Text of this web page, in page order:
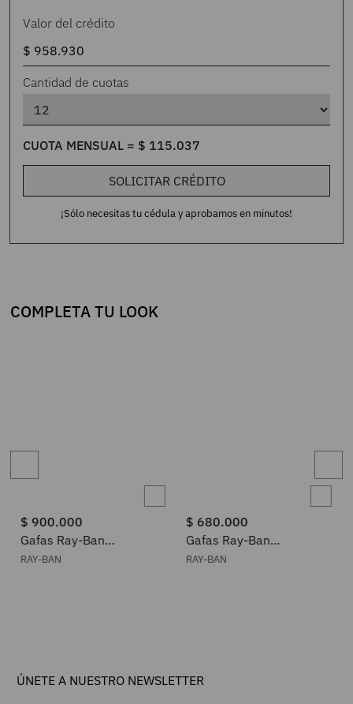
Valor del crédito
Cantidad de cuotas
CUOTA MENSUAL = $ 115.037
SOLICITAR CRÉDITO
¡Sólo necesitas tu cédula y aprobamos en minutos!
COMPLETA TU LOOK
$ 900.000
Gafas Ray-Ban
0RB3548N002/9351
RAY-BAN
$ 680.000
Gafas Ray-Ban
0RB3782003/8050
RAY-BAN
ÚNETE A NUESTRO NEWSLETTER